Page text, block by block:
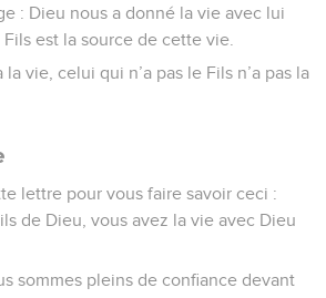
: Dieu nous a donné la vie avec lui
est la source de cette vie.
vie, celui qui n’a pas le Fils n’a pas la
lettre pour vous faire savoir ceci :
de Dieu, vous avez la vie avec Dieu
sommes pleins de confiance devant